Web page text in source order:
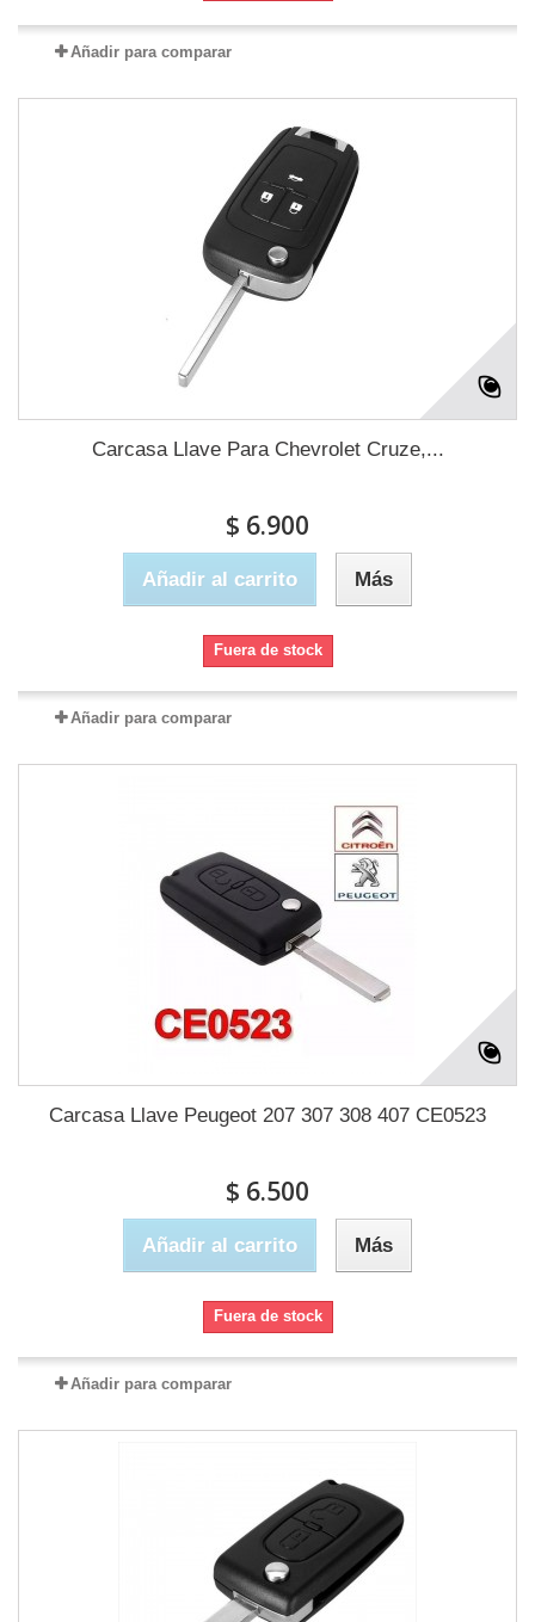
Añadir para comparar
Carcasa Llave Para Chevrolet Cruze,...
$ 6.900
Añadir al carrito Más
Fuera de stock
Añadir para comparar
Carcasa Llave Peugeot 207 307 308 407 CE0523
$ 6.500
Añadir al carrito Más
Fuera de stock
Añadir para comparar